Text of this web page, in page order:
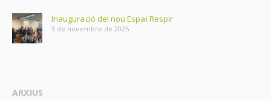
Inauguració del nou Espai Respir
3 de novembre de 2025
ARXIUS